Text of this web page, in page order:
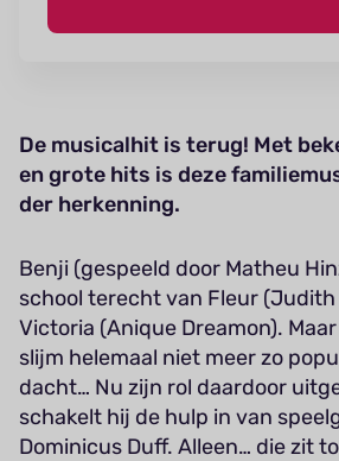
De musicalhit is terug! Met
en grote hits is deze
der herkenning.
Benji (gespeeld door Matheu
school terecht van Fleur (Judith
Victoria (Anique Dreamon).
slijm helemaal niet meer zo
dacht… Nu zijn rol daardoor
schakelt hij de hulp in van
Dominicus Duff. Alleen… die zit